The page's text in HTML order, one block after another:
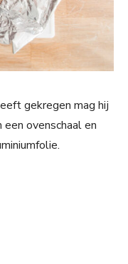
gekregen mag hij
ovenschaal en